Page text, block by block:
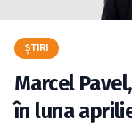
RECENZII
BILETE
ŞTIRI
Marcel
în luna